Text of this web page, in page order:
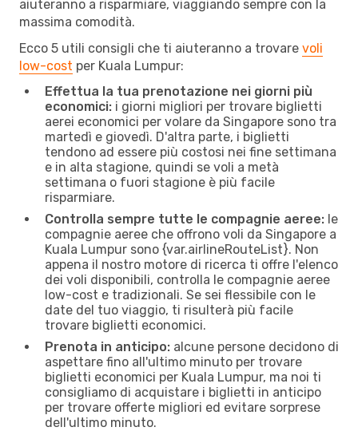
aiuteranno a risparmiare, viaggiando sempre con la
massima comodità.
Ecco 5 utili consigli che ti aiuteranno a trovare voli
low-cost per Kuala Lumpur:
Effettua la tua prenotazione nei giorni più
economici: i giorni migliori per trovare biglietti
aerei economici per volare da Singapore sono tra
martedì e giovedì. D'altra parte, i biglietti
tendono ad essere più costosi nei fine settimana
e in alta stagione, quindi se voli a metà
settimana o fuori stagione è più facile
risparmiare.
Controlla sempre tutte le compagnie aeree: le
compagnie aeree che offrono voli da Singapore a
Kuala Lumpur sono {​var.airlineRouteList}. Non
appena il nostro motore di ricerca ti offre l'elenco
dei voli disponibili, controlla le compagnie aeree
low-cost e tradizionali. Se sei flessibile con le
date del tuo viaggio, ti risulterà più facile
trovare biglietti economici.
Prenota in anticipo: alcune persone decidono di
aspettare fino all'ultimo minuto per trovare
biglietti economici per Kuala Lumpur, ma noi ti
consigliamo di acquistare i biglietti in anticipo
per trovare offerte migliori ed evitare sorprese
dell'ultimo minuto.